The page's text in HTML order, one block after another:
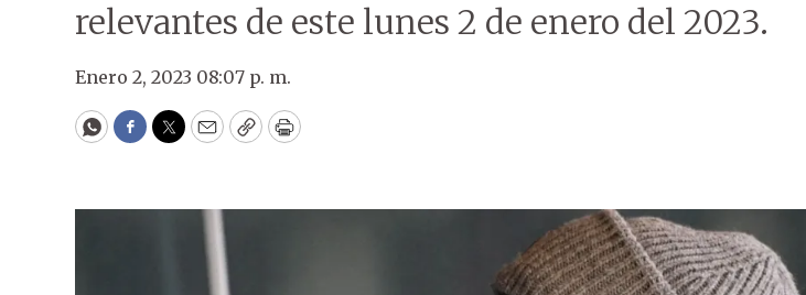
relevantes de este lunes 2 de enero del 2023.
Enero 2, 2023 08:07 p. m.
WhatsApp
Facebook
Twitter
EmailCopyPrint